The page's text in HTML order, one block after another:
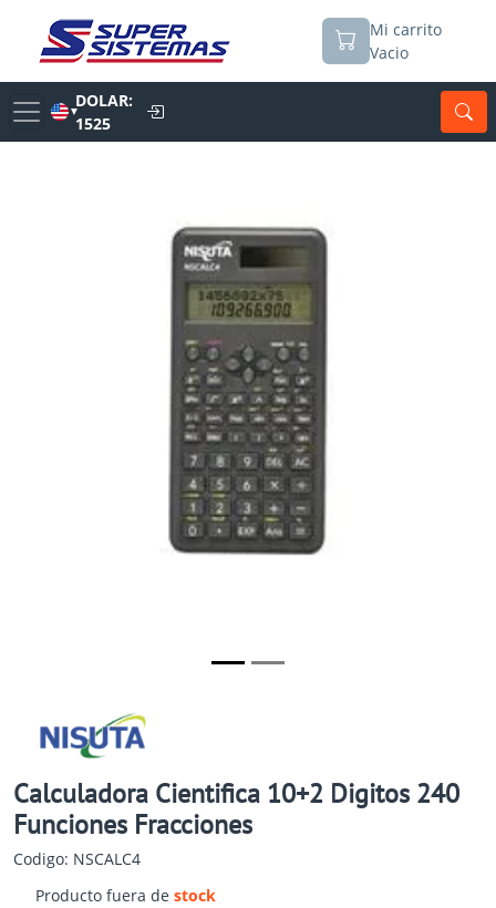
Mi carrito
Vacio
▼
DOLAR:
1525
Calculadora Cientifica 10+2 Digitos 240
Funciones Fracciones
Codigo: NSCALC4
Producto fuera de stock